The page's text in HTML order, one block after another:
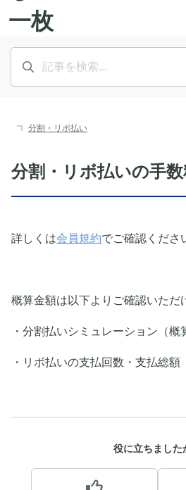
分割・リボ払い
分割・リボ払いの手
詳しくは会員規約でご確認くださ
概算金額は以下よりご確認いただ
・分割払いシミュレーション（概
・リボ払いの支払回数・支払総額
役に立ちました